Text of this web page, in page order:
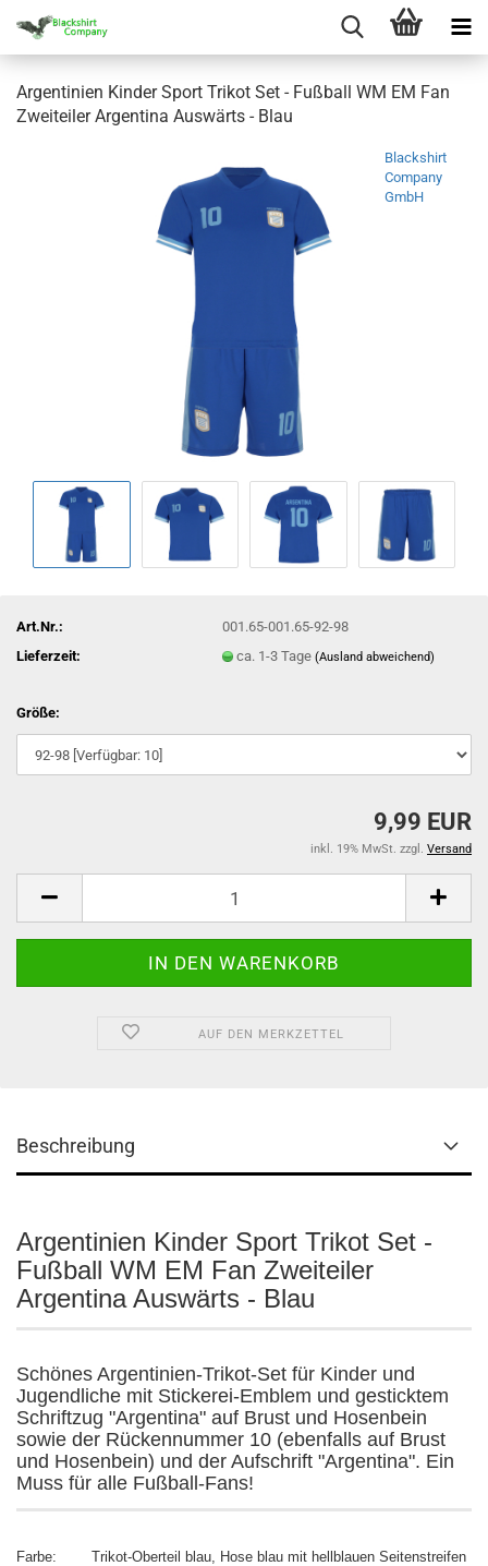
Argentinien Kinder Sport Trikot Set - Fußball WM EM Fan
Zweiteiler Argentina Auswärts - Blau
Blackshirt
Company
GmbH
Art.Nr.:
001.65-001.65-92-98
Lieferzeit:
ca. 1-3 Tage(Ausland abweichend)
Größe:
9,99 EUR
inkl. 19% MwSt. zzgl. Versand
AUF DEN MERKZETTEL
Beschreibung
Argentinien Kinder Sport Trikot Set -
Fußball WM EM Fan Zweiteiler
Argentina Auswärts - Blau
Schönes Argentinien-Trikot-Set für Kinder und
Jugendliche mit Stickerei-Emblem und gesticktem
Schriftzug "Argentina" auf Brust und Hosenbein
sowie der Rückennummer 10 (ebenfalls auf Brust
und Hosenbein) und der Aufschrift "Argentina". Ein
Muss für alle Fußball-Fans!
Farbe: Trikot-Oberteil blau, Hose blau mit hellblauen Seitenstreifen